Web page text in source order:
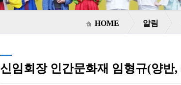
HOME 알림
신임회장 인간문화재 임형규(양반